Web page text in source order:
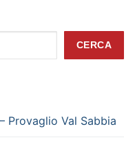
CERCA
Provaglio Val Sabbia